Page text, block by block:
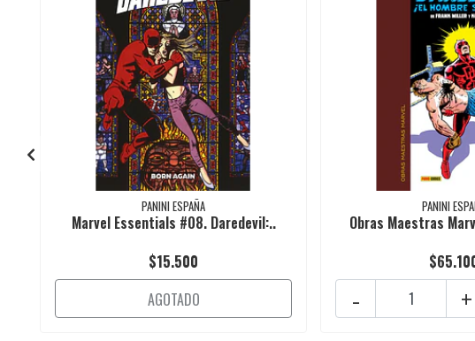
PANINI ESPAÑA
Marvel Essentials #08. Daredevil:..
$15.500
AGOTADO
PANINI
Obras Maestras
+
-